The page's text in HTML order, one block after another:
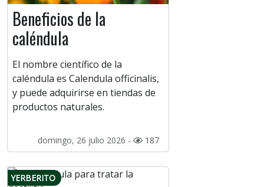
Beneficios de la
caléndula
El nombre científico de la
caléndula es Calendula officinalis,
y puede adquirirse en tiendas de
productos naturales.
domingo, 26 julio 2026 - 187
YERBERITO